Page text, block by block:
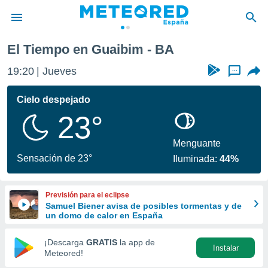
de
por
se
calidad.
a este
las
y
forma
digital
basada
El Tiempo en Guaibim - BA
19:20 Jueves ...
Cielo despejado
23°
Sensación de 23°
Menguante
Iluminada:44%
Previsión para el eclipse
Samuel Biener avisa de posibles tormentas y de
un domo de calor en España
¡Descarga GRATIS la app de
Meteored!
Instalar